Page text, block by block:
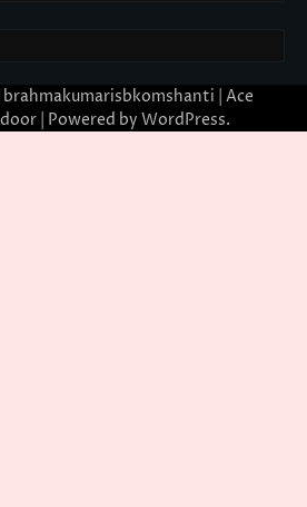
brahmakumarisbkomshanti | Ace
| Powered by WordPress.